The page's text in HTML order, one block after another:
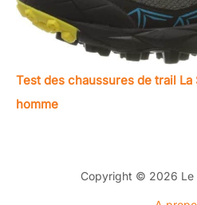
Test des chaussures de trail
homme
Copyright © 2026 Le